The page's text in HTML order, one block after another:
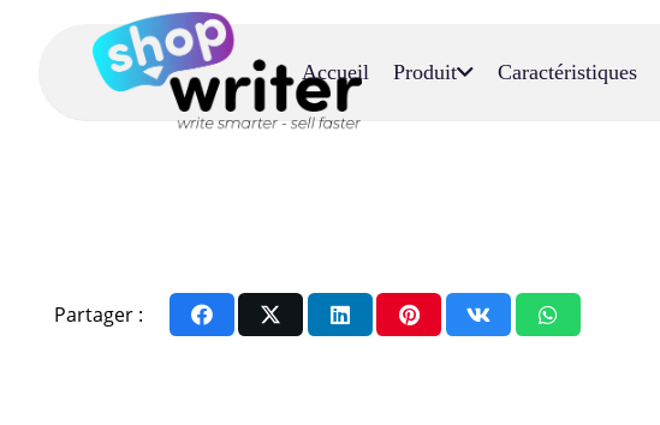
Accueil Produit Caractéristiques
Partager :